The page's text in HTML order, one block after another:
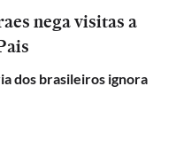
nega visitas a
dos brasileiros ignora